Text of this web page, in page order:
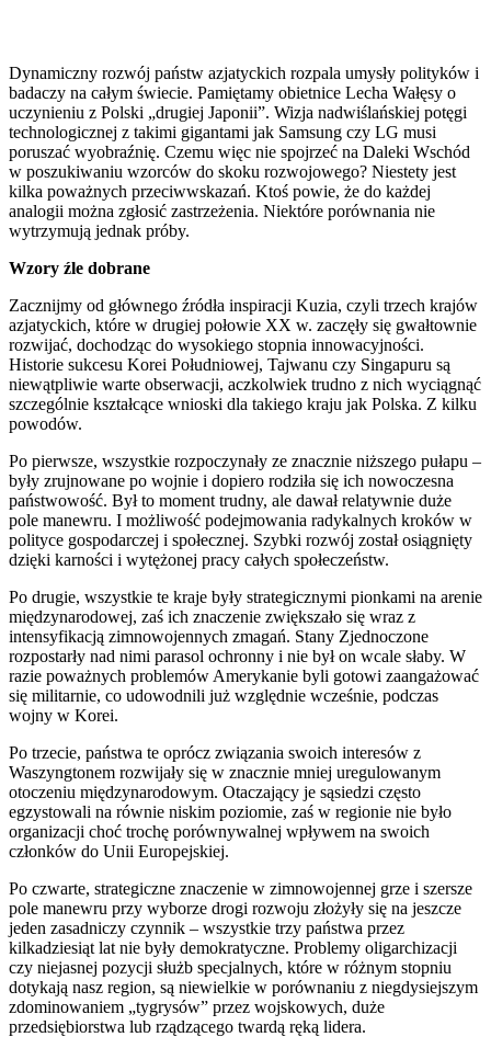
Dynamiczny rozwój państw azjatyckich rozpala umysły polityków i
badaczy na całym świecie. Pamiętamy obietnice Lecha Wałęsy o
uczynieniu z Polski „drugiej Japonii”. Wizja nadwiślańskiej potęgi
technologicznej z takimi gigantami jak Samsung czy LG musi
poruszać wyobraźnię. Czemu więc nie spojrzeć na Daleki Wschód
w poszukiwaniu wzorców do skoku rozwojowego? Niestety jest
kilka poważnych przeciwwskazań. Ktoś powie, że do każdej
analogii można zgłosić zastrzeżenia. Niektóre porównania nie
wytrzymują jednak próby.
Wzory źle dobrane
Zacznijmy od głównego źródła inspiracji Kuzia, czyli trzech krajów
azjatyckich, które w drugiej połowie XX w. zaczęły się gwałtownie
rozwijać, dochodząc do wysokiego stopnia innowacyjności.
Historie sukcesu Korei Południowej, Tajwanu czy Singapuru są
niewątpliwie warte obserwacji, aczkolwiek trudno z nich wyciągnąć
szczególnie kształcące wnioski dla takiego kraju jak Polska. Z kilku
powodów.
Po pierwsze, wszystkie rozpoczynały ze znacznie niższego pułapu –
były zrujnowane po wojnie i dopiero rodziła się ich nowoczesna
państwowość. Był to moment trudny, ale dawał relatywnie duże
pole manewru. I możliwość podejmowania radykalnych kroków w
polityce gospodarczej i społecznej. Szybki rozwój został osiągnięty
dzięki karności i wytężonej pracy całych społeczeństw.
Po drugie, wszystkie te kraje były strategicznymi pionkami na arenie
międzynarodowej, zaś ich znaczenie zwiększało się wraz z
intensyfikacją zimnowojennych zmagań. Stany Zjednoczone
rozpostarły nad nimi parasol ochronny i nie był on wcale słaby. W
razie poważnych problemów Amerykanie byli gotowi zaangażować
się militarnie, co udowodnili już względnie wcześnie, podczas
wojny w Korei.
Po trzecie, państwa te oprócz związania swoich interesów z
Waszyngtonem rozwijały się w znacznie mniej uregulowanym
otoczeniu międzynarodowym. Otaczający je sąsiedzi często
egzystowali na równie niskim poziomie, zaś w regionie nie było
organizacji choć trochę porównywalnej wpływem na swoich
członków do Unii Europejskiej.
Po czwarte, strategiczne znaczenie w zimnowojennej grze i szersze
pole manewru przy wyborze drogi rozwoju złożyły się na jeszcze
jeden zasadniczy czynnik – wszystkie trzy państwa przez
kilkadziesiąt lat nie były demokratyczne. Problemy oligarchizacji
czy niejasnej pozycji służb specjalnych, które w różnym stopniu
dotykają nasz region, są niewielkie w porównaniu z niegdysiejszym
zdominowaniem „tygrysów” przez wojskowych, duże
przedsiębiorstwa lub rządzącego twardą ręką lidera.